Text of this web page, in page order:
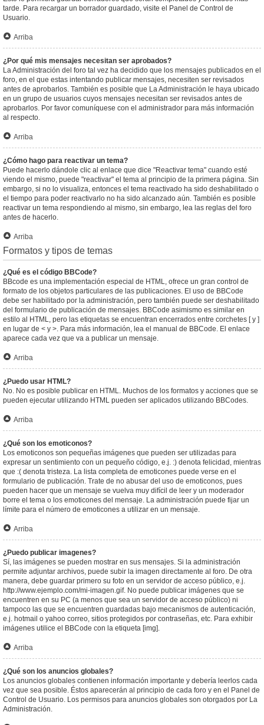
tarde. Para recargar un borrador guardado, visite el Panel de Control de
Usuario.
Arriba
¿Por qué mis mensajes necesitan ser aprobados?
La Administración del foro tal vez ha decidido que los mensajes publicados en el
foro, en el que estas intentando publicar mensajes, necesiten ser revisados
antes de aprobarlos. También es posible que La Administración le haya ubicado
en un grupo de usuarios cuyos mensajes necesitan ser revisados antes de
aprobarlos. Por favor comuníquese con el administrador para más información
al respecto.
Arriba
¿Cómo hago para reactivar un tema?
Puede hacerlo dándole clic al enlace que dice "Reactivar tema" cuando esté
viendo el mismo, puede "reactivar" el tema al principio de la primera página. Sin
embargo, si no lo visualiza, entonces el tema reactivado ha sido deshabilitado o
el tiempo para poder reactivarlo no ha sido alcanzado aún. También es posible
reactivar un tema respondiendo al mismo, sin embargo, lea las reglas del foro
antes de hacerlo.
Arriba
Formatos y tipos de temas
¿Qué es el código BBCode?
BBcode es una implementación especial de HTML, ofrece un gran control de
formato de los objetos particulares de las publicaciones. El uso de BBCode
debe ser habilitado por la administración, pero también puede ser deshabilitado
del formulario de publicación de mensajes. BBCode asimismo es similar en
estilo al HTML, pero las etiquetas se encuentran encerrados entre corchetes [ y ]
en lugar de < y >. Para más información, lea el manual de BBCode. El enlace
aparece cada vez que va a publicar un mensaje.
Arriba
¿Puedo usar HTML?
No. No es posible publicar en HTML. Muchos de los formatos y acciones que se
pueden ejecutar utilizando HTML pueden ser aplicados utilizando BBCodes.
Arriba
¿Qué son los emoticonos?
Los emoticonos son pequeñas imágenes que pueden ser utilizadas para
expresar un sentimiento con un pequeño código, e.j. :) denota felicidad, mientras
que :( denota tristeza. La lista completa de emoticones puede verse en el
formulario de publicación. Trate de no abusar del uso de emoticonos, pues
pueden hacer que un mensaje se vuelva muy difícil de leer y un moderador
borre el tema o los emoticones del mensaje. La administración puede fijar un
límite para el número de emoticones a utilizar en un mensaje.
Arriba
¿Puedo publicar imagenes?
Sí, las imágenes se pueden mostrar en sus mensajes. Si la administración
permite adjuntar archivos, puede subir la imagen directamente al foro. De otra
manera, debe guardar primero su foto en un servidor de acceso público, e.j.
http://www.ejemplo.com/mi-imagen.gif. No puede publicar imágenes que se
encuentren en su PC (a menos que sea un servidor de acceso público) ni
tampoco las que se encuentren guardadas bajo mecanismos de autenticación,
e.j. hotmail o yahoo correo, sitios protegidos por contraseñas, etc. Para exhibir
imágenes utilice el BBCode con la etiqueta [img].
Arriba
¿Qué son los anuncios globales?
Los anuncios globales contienen información importante y debería leerlos cada
vez que sea posible. Éstos aparecerán al principio de cada foro y en el Panel de
Control de Usuario. Los permisos para anuncios globales son otorgados por La
Administración.